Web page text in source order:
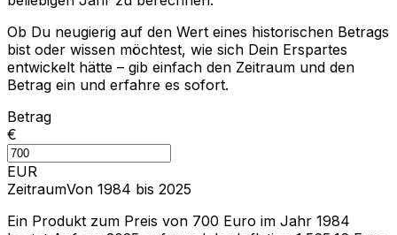
Ob Du neugierig auf den Wert eines historischen Betrags
bist oder wissen möchtest, wie sich Dein Erspartes
entwickelt hätte – gib einfach den Zeitraum und den
Betrag ein und erfahre es sofort.
Betrag
€
EUR
ZeitraumVon 1984 bis 2025
Ein Produkt zum Preis von 700 Euro im Jahr 1984